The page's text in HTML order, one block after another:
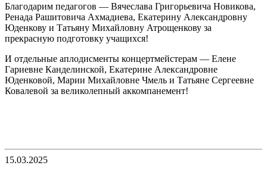
Благодарим педагогов — Вячеслава Григорьевича Новикова,
Ренада Рашитовича Ахмадиева, Екатерину Александровну
Юденкову и Татьяну Михайловну Атрощенкову за
прекрасную подготовку учащихся!
И отдельные аплодисменты концертмейстерам — Елене
Гариевне Канделинской, Екатерине Александровне
Юденковой, Марии Михайловне Чмель и Татьяне Сергеевне
Ковалевой за великолепный аккомпанемент!
15.03.2025